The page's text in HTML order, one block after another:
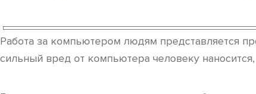
Работа за компьютером людям представляется
сильный вред от компьютера человеку